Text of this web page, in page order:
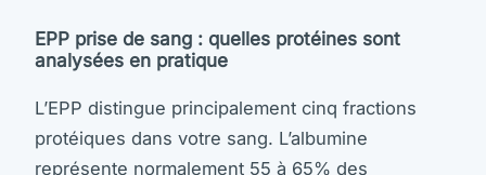
EPP prise de sang : quelles protéines sont
analysées en pratique
L’EPP distingue principalement cinq fractions
protéiques dans votre sang. L’albumine
représente normalement 55 à 65% des